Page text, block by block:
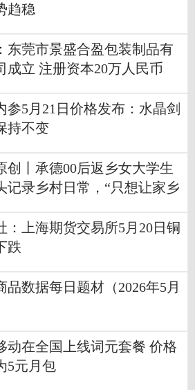
趋稳
东莞市景盛合盈包装制品有
成立 注册资本20万人民币
参5月21日价格发布：水晶剑
持不变
创丨承德00后返乡女大学生
记录乡村日常，“只想让家乡
：上海期货交易所5月20日铜
跌
品数据每日题材（2026年5月
动在全国上线词元套餐 价格
5元月包